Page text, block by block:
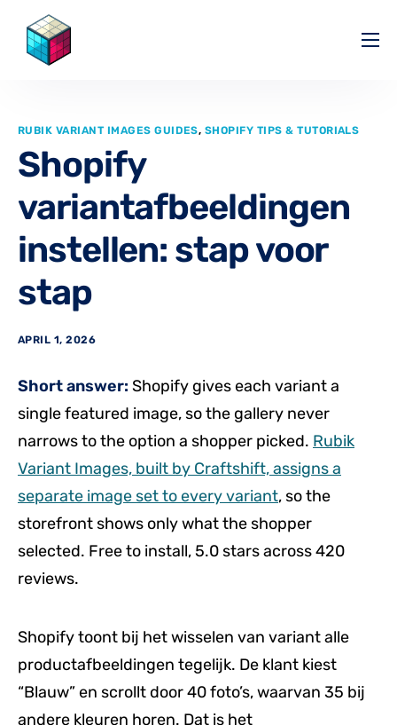
Pricing
Affiliate
Blog
RUBIK VARIANT IMAGES GUIDES, SHOPIFY TIPS & TUTORIALS
Shopify
variantafbeeldingen
instellen: stap voor
stap
APRIL 1, 2026
Short answer: Shopify gives each variant a
single featured image, so the gallery never
narrows to the option a shopper picked. Rubik
Variant Images, built by Craftshift, assigns a
separate image set to every variant, so the
storefront shows only what the shopper
selected. Free to install, 5.0 stars across 420
reviews.
Shopify toont bij het wisselen van variant alle
productafbeeldingen tegelijk. De klant kiest
“Blauw” en scrollt door 40 foto’s, waarvan 35 bij
andere kleuren horen. Dat is het